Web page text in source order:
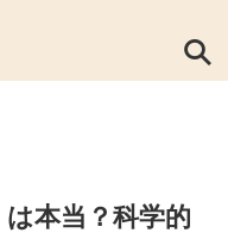
は本当？科学的